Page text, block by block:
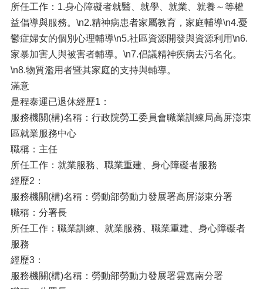
所任工作：1.身心障礙者就醫、就學、就業、就養～等權
益倡導與服務。\n2.精神病患者家屬教育，家庭輔導\n4.憂
鬱症婦女的個別心理輔導\n5.社區資源開發與資源利用\n6.
家暴加害人與被害者輔導。\n7.倡議精神疾病去污名化。
\n8.物質濫用者暨其家庭的支持與輔導。
滿意
是程泰運已退休經歷1：
服務機關(構)名稱：行政院勞工委員會職業訓練局高屏澎東
區就業服務中心
職稱：主任
所任工作：就業服務、職業重建、身心障礙者服務
經歷2：
服務機關(構)名稱：勞動部勞動力發展署高屏澎東分署
職稱：分署長
所任工作：職業訓練、就業服務、職業重建、身心障礙者
服務
經歷3：
服務機關(構)名稱：勞動部勞動力發展署雲嘉南分署